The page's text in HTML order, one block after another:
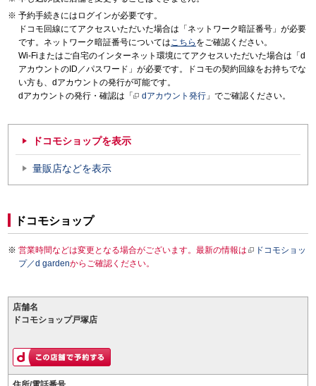
予約手続きにはログインが必要です。
ドコモ回線にてアクセスいただいた場合は「ネットワーク暗証番号」が必要
です。ネットワーク暗証番号についてはこちら をご確認ください。
Wi-Fiまたはご自宅のインターネット環境にてアクセスいただいた場合は「d
アカウントのID／パスワード」が必要です。ドコモの契約回線をお持ちでな
い方も、dアカウントの発行が可能です。
dアカウントの発行・確認は「
dアカウント発行 」でご確認ください。
ドコモショップを表示
量販店などを表示
ドコモショップ
営業時間などは変更となる場合がございます。最新の情報は
ドコモショッ
プ／d gardenからご確認ください。
店舗名
ドコモショップ戸塚店